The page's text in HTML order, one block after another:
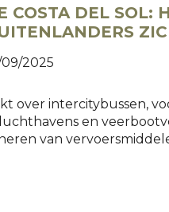
COSTA DEL SOL:
2025
over intercitybussen,
en
van